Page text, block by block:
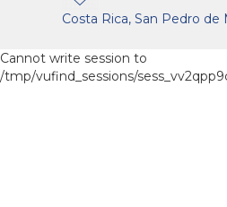
Costa Rica, San Pedro de
Cannot write session to
/tmp/vufind_sessions/